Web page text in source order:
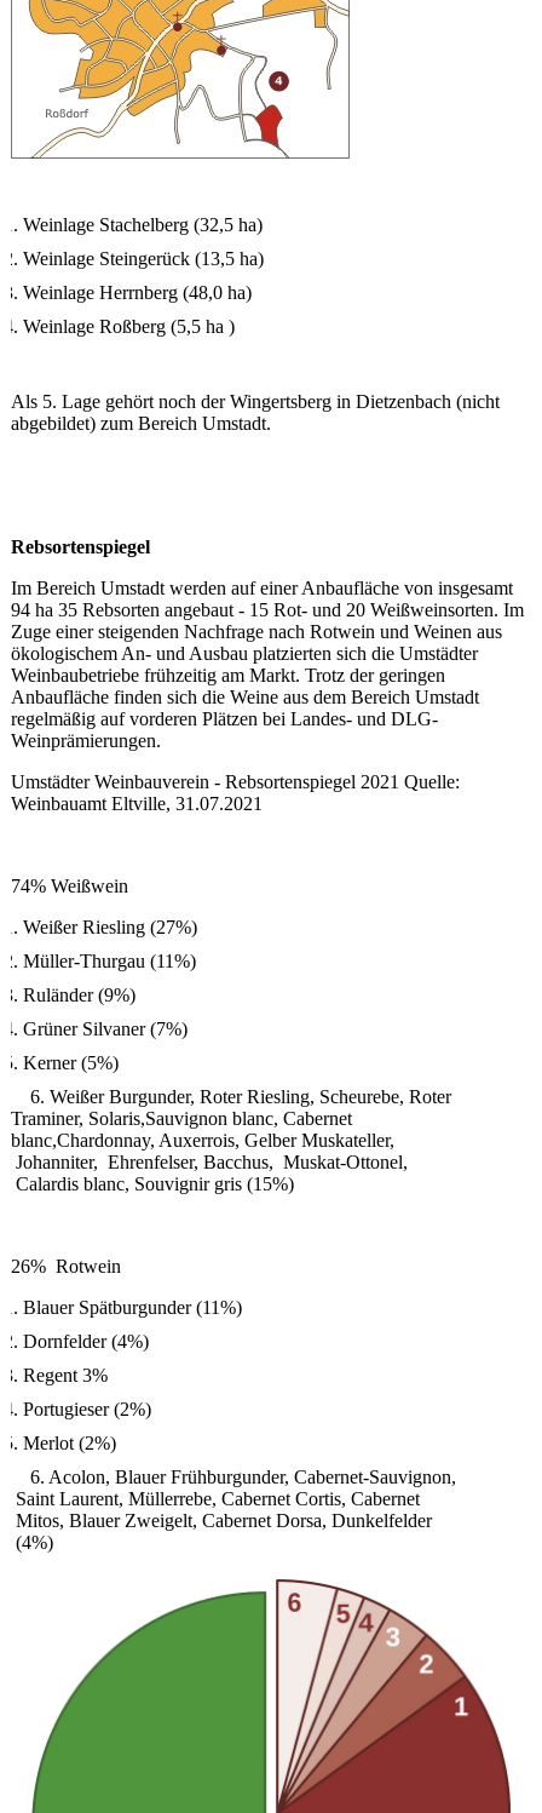
Weinlage Stachelberg (32,5 ha)
Weinlage Steingerück (13,5 ha)
Weinlage Herrnberg (48,0 ha)
Weinlage Roßberg (5,5 ha )
Als 5. Lage gehört noch der Wingertsberg in Dietzenbach (nicht
abgebildet) zum Bereich Umstadt.
Rebsortenspiegel
Im Bereich Umstadt werden auf einer Anbaufläche von insgesamt
94 ha 35 Rebsorten angebaut - 15 Rot- und 20 Weißweinsorten. Im
Zuge einer steigenden Nachfrage nach Rotwein und Weinen aus
ökologischem An- und Ausbau platzierten sich die Umstädter
Weinbaubetriebe frühzeitig am Markt. Trotz der geringen
Anbaufläche finden sich die Weine aus dem Bereich Umstadt
regelmäßig auf vorderen Plätzen bei Landes- und DLG-
Weinprämierungen.
Umstädter Weinbauverein - Rebsortenspiegel 2021 Quelle:
Weinbauamt Eltville, 31.07.2021
74% Weißwein
Weißer Riesling (27%)
Müller-Thurgau (11%)
Ruländer (9%)
Grüner Silvaner (7%)
Kerner (5%)
6. Weißer Burgunder, Roter Riesling, Scheurebe, Roter
Traminer, Solaris,Sauvignon blanc, Cabernet
blanc,Chardonnay, Auxerrois, Gelber Muskateller,
Johanniter, Ehrenfelser, Bacchus, Muskat-Ottonel,
Calardis blanc, Souvignir gris (15%)
26% Rotwein
Blauer Spätburgunder (11%)
Dornfelder (4%)
Regent 3%
Portugieser (2%)
Merlot (2%)
6. Acolon, Blauer Frühburgunder, Cabernet-Sauvignon,
Saint Laurent, Müllerrebe, Cabernet Cortis, Cabernet
Mitos, Blauer Zweigelt, Cabernet Dorsa, Dunkelfelder
(4%)